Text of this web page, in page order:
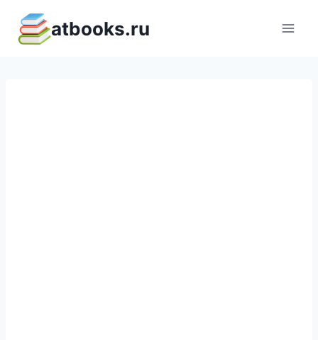
содержимому
atbooks.ru